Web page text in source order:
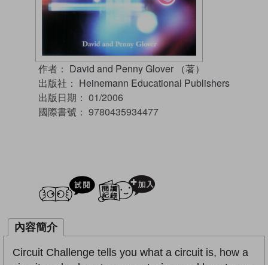
作者： David and Penny Glover （著）
出版社： Heinemann Educational Publishers
出版日期： 01/2006
國際書號： 9780435934477
試閲
內容簡介
Circuit Challenge tells you what a circuit is, how a